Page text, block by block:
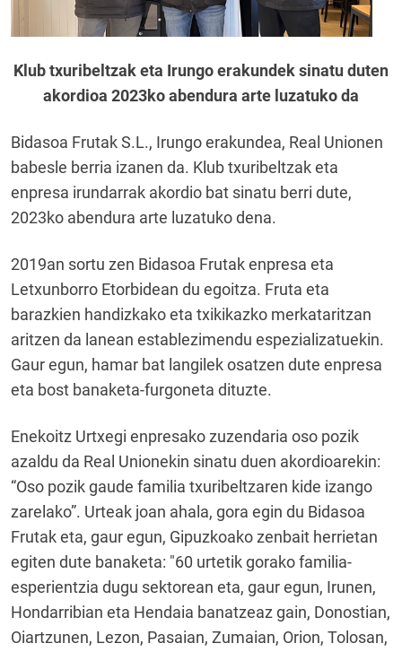
Klub txuribeltzak eta Irungo erakundek sinatu duten
akordioa 2023ko abendura arte luzatuko da
Bidasoa Frutak S.L., Irungo erakundea, Real Unionen
babesle berria izanen da. Klub txuribeltzak eta
enpresa irundarrak akordio bat sinatu berri dute,
2023ko abendura arte luzatuko dena.
2019an sortu zen Bidasoa Frutak enpresa eta
Letxunborro Etorbidean du egoitza. Fruta eta
barazkien handizkako eta txikikazko merkataritzan
aritzen da lanean establezimendu espezializatuekin.
Gaur egun, hamar bat langilek osatzen dute enpresa
eta bost banaketa-furgoneta dituzte.
Enekoitz Urtxegi enpresako zuzendaria oso pozik
azaldu da Real Unionekin sinatu duen akordioarekin:
“Oso pozik gaude familia txuribeltzaren kide izango
zarelako”. Urteak joan ahala, gora egin du Bidasoa
Frutak eta, gaur egun, Gipuzkoako zenbait herrietan
egiten dute banaketa: "60 urtetik gorako familia-
esperientzia dugu sektorean eta, gaur egun, Irunen,
Hondarribian eta Hendaia banatzeaz gain, Donostian,
Oiartzunen, Lezon, Pasaian, Zumaian, Orion, Tolosan,